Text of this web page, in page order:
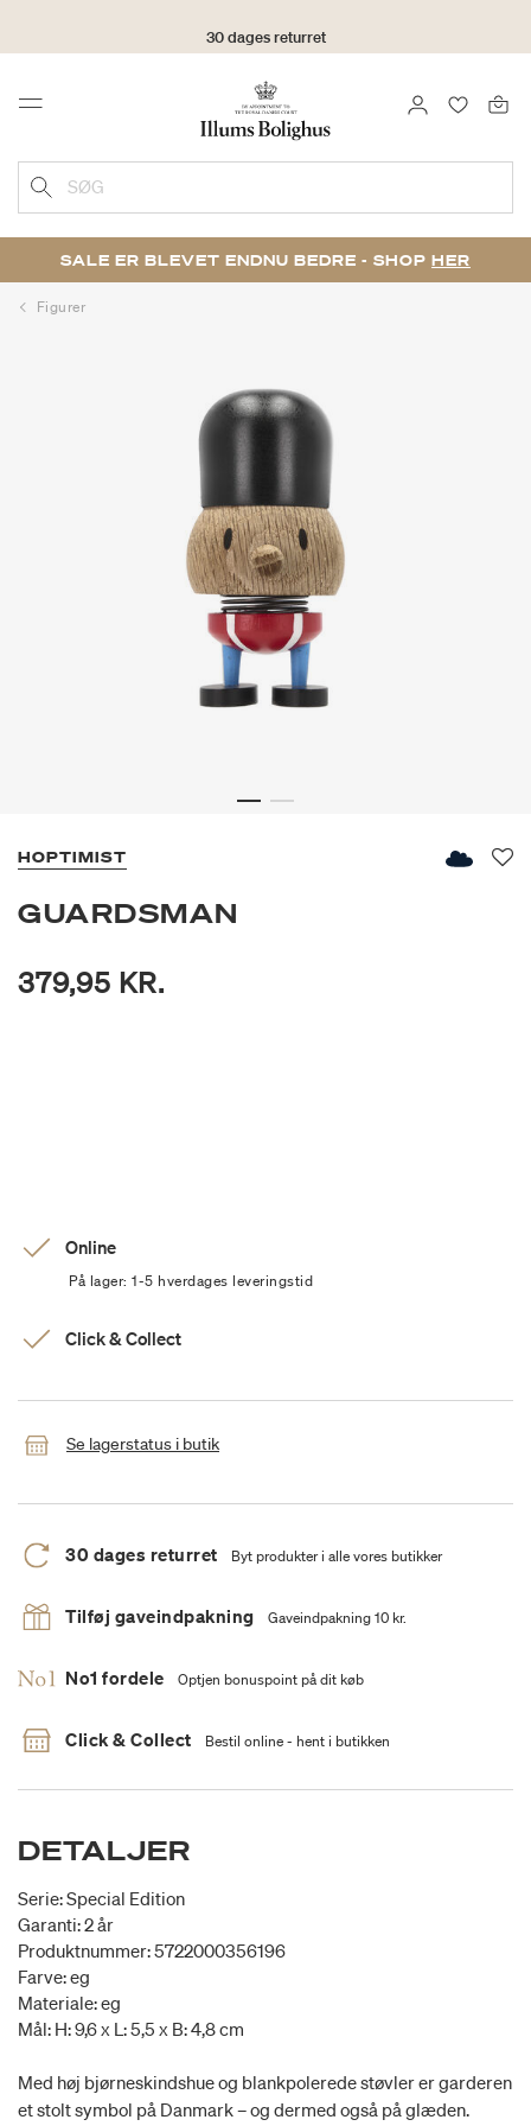
Menu LOG IND
SØG
SALE ER BLEVET ENDNU BEDRE - SHOP HER
Figurer
HOPTIMIST
GUARDSMAN
379,95 KR.
Online
På lager: 1-5 hverdages leveringstid
Click & Collect
Se lagerstatus i butik
30 dages returret Byt produkter i alle vores butikker
Tilføj gaveindpakning Gaveindpakning 10 kr.
No1 fordele Optjen bonuspoint på dit køb
Click & Collect Bestil online - hent i butikken
DETALJER
Serie: Special Edition
Garanti: 2 år
Produktnummer: 5722000356196
Farve: eg
Materiale: eg
Mål: H: 9,6 x L: 5,5 x B: 4,8 cm
Med høj bjørneskindshue og blankpolerede støvler er garderen
et stolt symbol på Danmark – og dermed også på glæden.